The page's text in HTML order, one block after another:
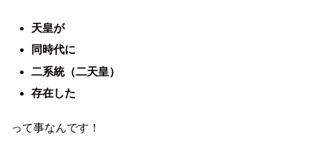
天皇が
同時代に
二系統（二天皇）
存在した
って事なんです！